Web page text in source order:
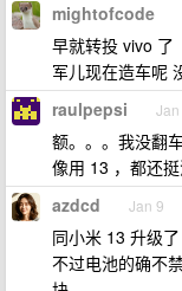
mightofcode
早就转投 vivo 了
军儿现在造车呢
raulpepsi Jan
额。。。我没翻
像用 13 ，都还挺
azdcd Jan 9
同小米 13 升级
不过电池的确不